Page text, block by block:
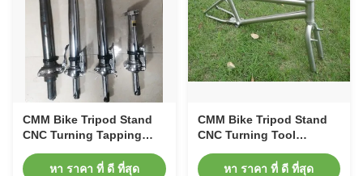
CMM Bike Tripod Stand
CNC Turning Tapping
หา ราคา ที่ ดี ที่สุด
CMM Bike Tripod Stand
CNC Turning Tool
Suspension Fork
หา ราคา ที่ ดี ที่สุด